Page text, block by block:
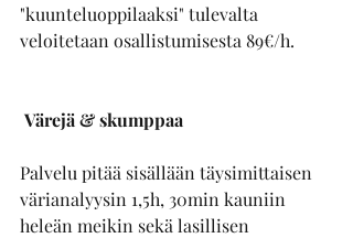
"kuunteluoppilaaksi" tulevalta
veloitetaan osallistumisesta 89€/h.
Värejä & skumppaa
Palvelu pitää sisällään täysimittaisen
värianalyysin 1,5h, 30min kauniin
heleän meikin sekä lasillisen